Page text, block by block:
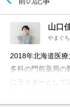
山口
やまぐ
2018年北海道医療
多科の門前薬局の
にライターとして
た。メディカル